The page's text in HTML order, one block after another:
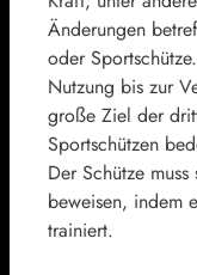
Änderungen
oder
Nutzung bis zur
große Ziel der
Sportschützen
Der Schütze
beweisen, indem
trainiert.